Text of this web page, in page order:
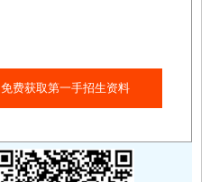
免费获取第一手招生资料